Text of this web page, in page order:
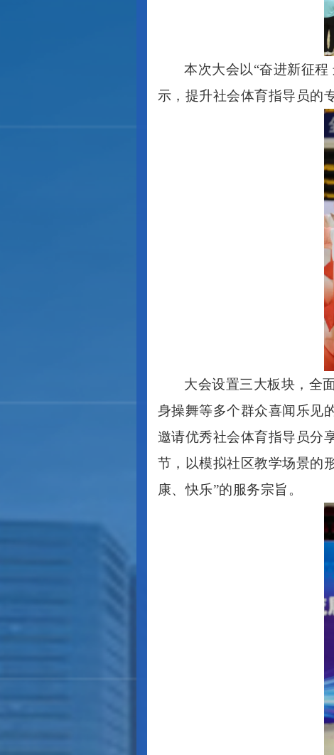
本次大会以“奋进新征
示，提升社会体育指导员的
大会设置三大板块，全
身操舞等多个群众喜闻乐见
邀请优秀社会体育指导员分
节，以模拟社区教学场景的
康、快乐”的服务宗旨。